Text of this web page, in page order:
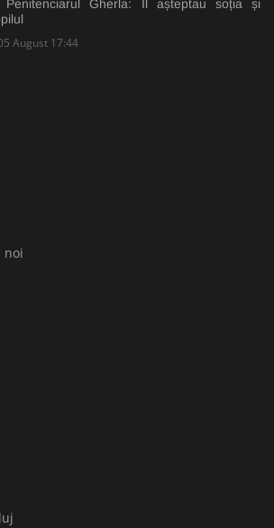
Penitenciarul Gherla: Îl așteptau soția și
August 17:44
noi